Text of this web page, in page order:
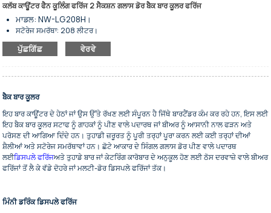
ਕਲੱਬ ਕਾਊਂਟਰ ਫੈਨ ਕੂਲਿੰਗ ਫਰਿੱਜ 2 ਸੈਕਸ਼ਨ ਗਲਾਸ ਡੋਰ ਬੈਕ ਬਾਰ ਕੂਲਰ ਫਰਿੱਜ
ਮਾਡਲ: NW-LG208H।
ਸਟੋਰੇਜ ਸਮਰੱਥਾ: 208 ਲੀਟਰ।
ਪੱਖੇ ਦੀ ਸਹਾਇਤਾ ਵਾਲਾ ਕੂਲਿੰਗ ਸਿਸਟਮ ਵਾਲਾ ਬੈਕ ਬਾਰ ਕੂਲਰ ਫਰਿੱਜ।
ਕੋਲਡ ਡਰਿੰਕ ਅਤੇ ਬੀਅਰ ਨੂੰ ਸਟੋਰ ਕਰਕੇ ਪ੍ਰਦਰਸ਼ਿਤ ਕਰਨ ਲਈ।
ਕਈ ਆਕਾਰ ਆਪਟੀਕਲ ਹਨ।
ਹੈਵੀ-ਡਿਊਟੀ ਸ਼ੈਲਫਾਂ ਐਡਜਸਟੇਬਲ ਹਨ।
ਘੱਟ ਊਰਜਾ ਦੀ ਖਪਤ ਅਤੇ ਘੱਟ ਸ਼ੋਰ।
ਥਰਮਲ ਇਨਸੂਲੇਸ਼ਨ ਵਿੱਚ ਸੰਪੂਰਨ।
ਟਿਕਾਊ ਟੈਂਪਰਡ ਗਲਾਸ ਸਵਿੰਗ ਦਰਵਾਜ਼ਾ।
ਦਰਵਾਜ਼ੇ ਦੀ ਆਟੋਮੈਟਿਕ ਬੰਦ ਕਿਸਮ।
ਬੇਨਤੀ ਅਨੁਸਾਰ ਦਰਵਾਜ਼ੇ ਦਾ ਤਾਲਾ ਵਿਕਲਪਿਕ ਹੈ।
ਪਾਊਡਰ ਕੋਟਿੰਗ ਨਾਲ ਪੂਰਾ ਕੀਤਾ ਗਿਆ।
ਲਚਕਦਾਰ ਪਲੇਸਮੈਂਟ ਲਈ ਹੇਠਲੇ ਪਹੀਏ।
ਪੁੱਛਗਿੱਛ ਵੇਰਵੇ
ਬੈਕ ਬਾਰ ਕੂਲਰ
ਇਹ ਬਾਰ ਕਾਊਂਟਰ ਦੇ ਹੇਠਾਂ ਜਾਂ ਉਸ ਉੱਤੇ ਰੱਖਣ ਲਈ ਸੰਪੂਰਨ ਹੈ ਜਿੱਥੇ ਬਾਰਟੈਂਡਰ ਕੰਮ ਕਰ ਰਹੇ ਹਨ, ਇਸ ਲਈ
ਇਹ ਬੈਕ ਬਾਰ ਕੂਲਰ ਸਟਾਫ ਨੂੰ ਗਾਹਕਾਂ ਨੂੰ ਪੀਣ ਵਾਲੇ ਪਦਾਰਥ ਜਾਂ ਬੀਅਰ ਨੂੰ ਆਸਾਨੀ ਨਾਲ ਫੜਨ ਅਤੇ
ਪਰੋਸਣ ਦੀ ਆਗਿਆ ਦਿੰਦੇ ਹਨ। ਤੁਹਾਡੀ ਜ਼ਰੂਰਤ ਨੂੰ ਪੂਰੀ ਤਰ੍ਹਾਂ ਪੂਰਾ ਕਰਨ ਲਈ ਕਈ ਤਰ੍ਹਾਂ ਦੀਆਂ
ਸ਼ੈਲੀਆਂ ਅਤੇ ਸਟੋਰੇਜ ਸਮਰੱਥਾਵਾਂ ਹਨ। ਛੋਟੇ ਆਕਾਰ ਦੇ ਸਿੰਗਲ ਗਲਾਸ ਡੋਰ ਪੀਣ ਵਾਲੇ ਪਦਾਰਥ
ਲਈਡਿਸਪਲੇ ਫਰਿੱਜਅਤੇ ਤੁਹਾਡੇ ਬਾਰ ਜਾਂ ਕੇਟਰਿੰਗ ਕਾਰੋਬਾਰ ਦੇ ਅਨੁਕੂਲ ਹੋਣ ਲਈ ਠੋਸ ਦਰਵਾਜ਼ੇ ਵਾਲੇ ਬੀਅਰ
ਫਰਿੱਜਾਂ ਤੋਂ ਲੈ ਕੇ ਵੱਡੇ ਦੋਹਰੇ ਜਾਂ ਮਲਟੀ-ਡੋਰ ਡਿਸਪਲੇ ਫਰਿੱਜਾਂ ਤੱਕ।
ਮਿੰਨੀ ਡਰਿੰਕ ਡਿਸਪਲੇ ਫਰਿੱਜ